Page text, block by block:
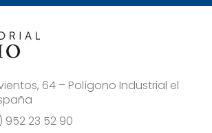
64 – Polígono Industrial el
952 23 52 90